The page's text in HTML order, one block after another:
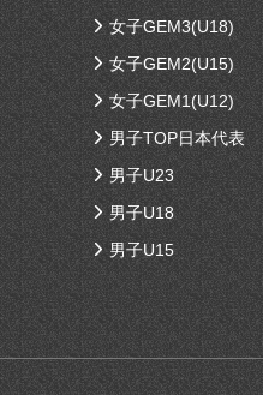
女子GEM3(U18)
女子GEM2(U15)
女子GEM1(U12)
男子TOP日本代表
男子U23
男子U18
男子U15